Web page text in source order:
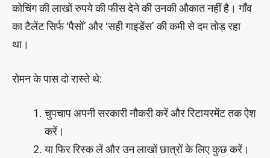
कोचिंग की लाखों रुपये की फीस देने की उनकी औकात नहीं है। गाँव
का टैलेंट सिर्फ ‘पैसों’ और ‘सही गाइडेंस’ की कमी से दम तोड़ रहा
था।
रोमन के पास दो रास्ते थे:
चुपचाप अपनी सरकारी नौकरी करें और रिटायरमेंट तक ऐश
करें।
या फिर रिस्क लें और उन लाखों छात्रों के लिए कुछ करें।